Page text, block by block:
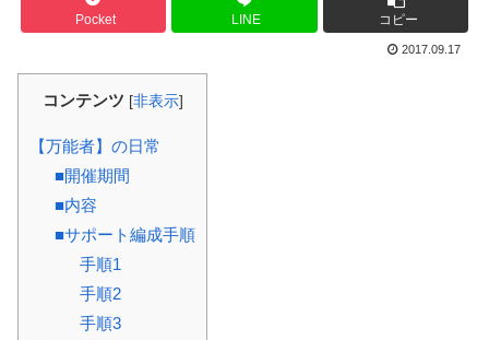
Pocket LINE コピー
2017.09.17
コンテンツ [非表示]
【万能者】の日常
■開催期間
■内容
■サポート編成手順
手順1
手順2
手順3